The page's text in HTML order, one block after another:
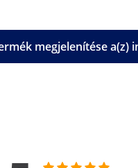
megjelenítése a(z)